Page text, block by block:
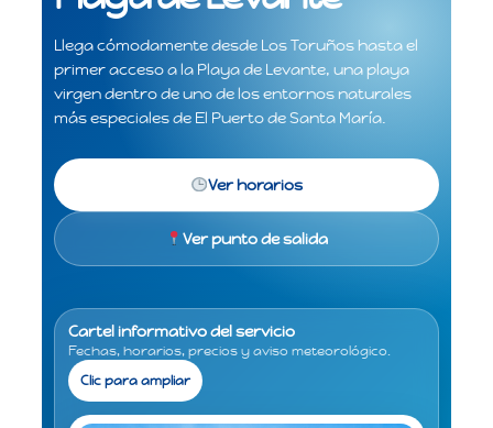
Llega cómodamente desde Los Toruños hasta el
primer acceso a la Playa de Levante, una playa
virgen dentro de uno de los entornos naturales
más especiales de El Puerto de Santa María.
Ver horarios
Ver punto de salida
Cartel informativo del servicio
Fechas, horarios, precios y aviso meteorológico.
Clic para ampliar